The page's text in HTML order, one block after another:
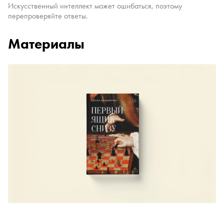
Искусственный интеллект может ошибаться, поэтому
перепроверяйте ответы.
Материалы